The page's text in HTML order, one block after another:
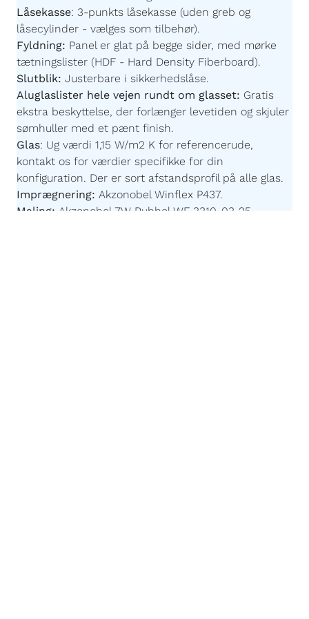
Låsekasse: 3-punkts låsekasse (uden greb og
låsecylinder - vælges som tilbehør).
Fyldning: Panel er glat på begge sider, med mørke
tætningslister (HDF - Hard Density Fiberboard).
Slutblik: Justerbare i sikkerhedslåse.
Aluglaslister hele vejen rundt om glasset: Gratis
ekstra beskyttelse, der forlænger levetiden og skjuler
sømhuller med et pænt finish.
Glas: Ug værdi 1,15 W/m2 K for referencerude,
kontakt os for værdier specifikke for din
konfiguration. Der er sort afstandsprofil på alle glas.
Imprægnering: Akzonobel Winflex P437.
Maling: Akzonobel ZW Rubbol WF 3310-03-25 -